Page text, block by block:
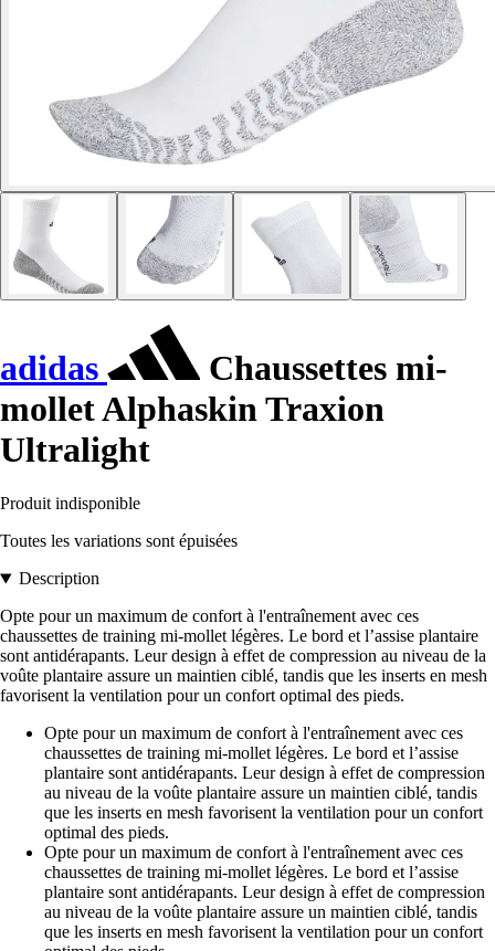
adidas
Chaussettes mi-
mollet Alphaskin Traxion
Ultralight
Produit indisponible
Toutes les variations sont épuisées
Description
Opte pour un maximum de confort à l'entraînement avec ces
chaussettes de training mi-mollet légères. Le bord et l’assise plantaire
sont antidérapants. Leur design à effet de compression au niveau de la
voûte plantaire assure un maintien ciblé, tandis que les inserts en mesh
favorisent la ventilation pour un confort optimal des pieds.
Opte pour un maximum de confort à l'entraînement avec ces
chaussettes de training mi-mollet légères. Le bord et l’assise
plantaire sont antidérapants. Leur design à effet de compression
au niveau de la voûte plantaire assure un maintien ciblé, tandis
que les inserts en mesh favorisent la ventilation pour un confort
optimal des pieds.
Opte pour un maximum de confort à l'entraînement avec ces
chaussettes de training mi-mollet légères. Le bord et l’assise
plantaire sont antidérapants. Leur design à effet de compression
au niveau de la voûte plantaire assure un maintien ciblé, tandis
que les inserts en mesh favorisent la ventilation pour un confort